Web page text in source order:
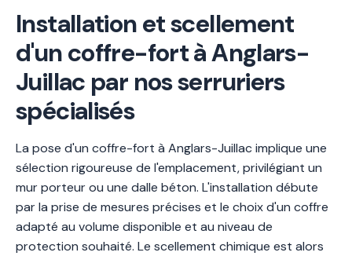
Installation et scellement
d'un coffre-fort à Anglars-
Juillac par nos serruriers
spécialisés
La pose d'un coffre-fort à Anglars-Juillac implique une
sélection rigoureuse de l'emplacement, privilégiant un
mur porteur ou une dalle béton. L'installation débute
par la prise de mesures précises et le choix d'un coffre
adapté au volume disponible et au niveau de
protection souhaité. Le scellement chimique est alors